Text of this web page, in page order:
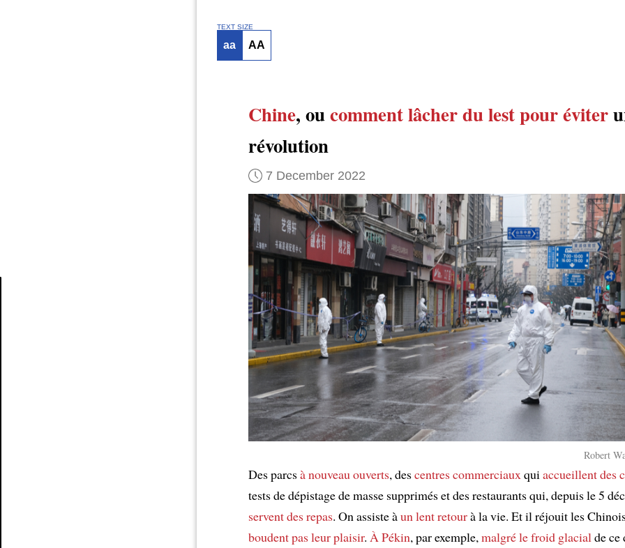
TEXT SIZE
aa AA
Chine, oucomment lâcher du lestpour éviter
révolution
7 December 2022
Robert
Des parcsà nouveau ouverts, descentres commerciaux qui accueillent des
tests de dépistage de masse supprimés et des restaurants qui, depuis le 5
servent des repas. On assiste àun lent retourà la vie. Et il réjouit les
boudent pas leur plaisir. À Pékin, par exemple, malgré le froid glacial de ce